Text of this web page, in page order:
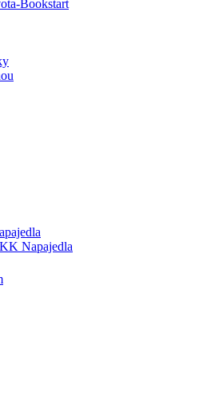
Bookstart
KK Napajedla